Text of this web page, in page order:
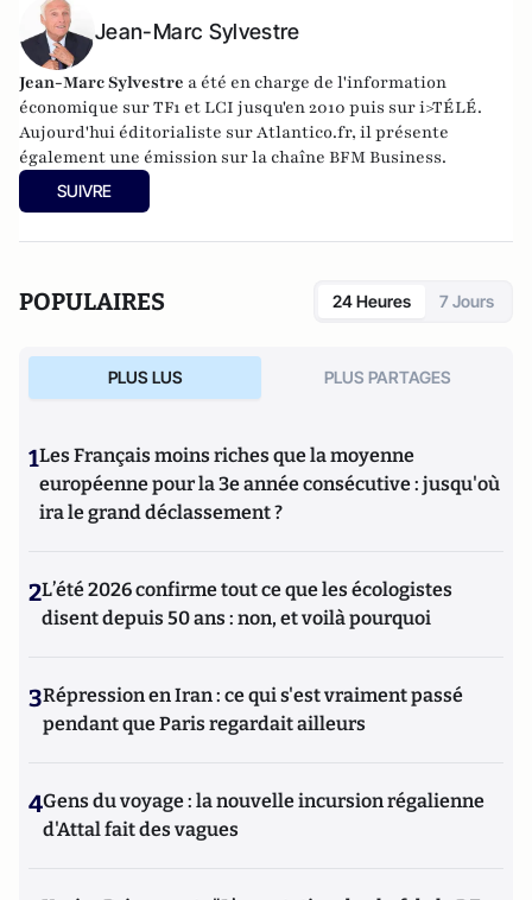
Jean-Marc Sylvestre
Jean-Marc Sylvestre a été en charge de l'information
économique sur TF1 et LCI jusqu'en 2010 puis sur i>TÉLÉ.
Aujourd'hui éditorialiste sur Atlantico.fr, il présente
également une émission sur la chaîne BFM Business.
SUIVRE
POPULAIRES 24 Heures 7 Jours
PLUS LUS PLUS PARTAGES
1Les Français moins riches que la moyenne
européenne pour la 3e année consécutive : jusqu'où
ira le grand déclassement ?
2L’été 2026 confirme tout ce que les écologistes
disent depuis 50 ans : non, et voilà pourquoi
3Répression en Iran : ce qui s'est vraiment passé
pendant que Paris regardait ailleurs
4Gens du voyage : la nouvelle incursion régalienne
d'Attal fait des vagues